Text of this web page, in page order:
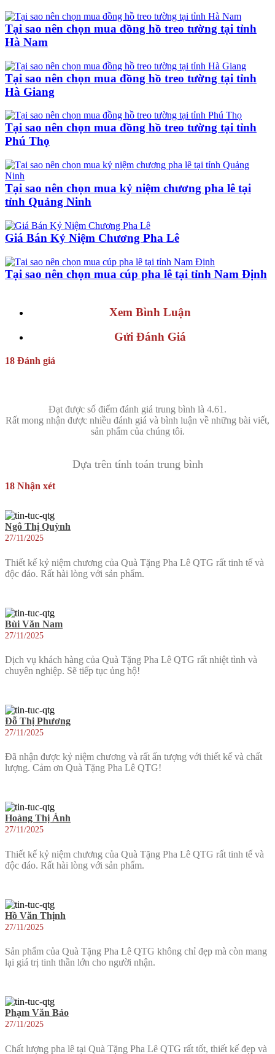
Tại sao nên chọn mua đồng hồ treo tường tại tỉnh
Hà Nam
Tại sao nên chọn mua đồng hồ treo tường tại tỉnh
Hà Giang
Tại sao nên chọn mua đồng hồ treo tường tại tỉnh
Phú Thọ
Tại sao nên chọn mua kỷ niệm chương pha lê tại
tỉnh Quảng Ninh
Giá Bán Kỷ Niệm Chương Pha Lê
Tại sao nên chọn mua cúp pha lê tại tỉnh Nam Định
Xem Bình Luận
Gửi Đánh Giá
18 Đánh giá
Đạt được số điểm đánh giá trung bình là 4.61.
Rất mong nhận được nhiều đánh giá và bình luận về những bài viết,
sản phẩm của chúng tôi.
Dựa trên tính toán trung bình
18 Nhận xét
Ngô Thị Quỳnh
27/11/2025
Thiết kế kỷ niệm chương của Quà Tặng Pha Lê QTG rất tinh tế và
độc đáo. Rất hài lòng với sản phẩm.
Bùi Văn Nam
27/11/2025
Dịch vụ khách hàng của Quà Tặng Pha Lê QTG rất nhiệt tình và
chuyên nghiệp. Sẽ tiếp tục ủng hộ!
Đỗ Thị Phương
27/11/2025
Đã nhận được kỷ niệm chương và rất ấn tượng với thiết kế và chất
lượng. Cảm ơn Quà Tặng Pha Lê QTG!
Hoàng Thị Ánh
27/11/2025
Thiết kế kỷ niệm chương của Quà Tặng Pha Lê QTG rất tinh tế và
độc đáo. Rất hài lòng với sản phẩm.
Hồ Văn Thịnh
27/11/2025
Sản phẩm của Quà Tặng Pha Lê QTG không chỉ đẹp mà còn mang
lại giá trị tinh thần lớn cho người nhận.
Phạm Văn Bảo
27/11/2025
Chất lượng pha lê tại Quà Tặng Pha Lê QTG rất tốt, thiết kế đẹp và